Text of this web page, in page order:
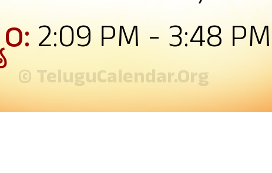
2:09 PM - 3:48 PM
© TeluguCalendar.Org